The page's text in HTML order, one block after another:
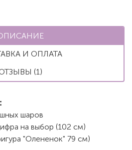
И ОПЛАТА
(1)
шаров
на выбор (102 см)
"Олененок" 79 см)